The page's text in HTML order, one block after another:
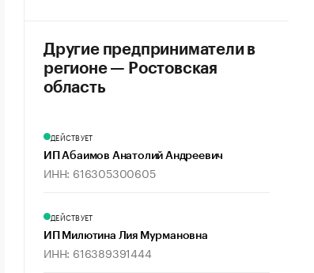
«От спорта тело стареет иначе». Как живет глава
создавшей GTA
«Деньги будут не нужны»: что рассказал Маск в
Функции менеджмента: пять ключевых основ
управления
ЕС разрешил конфискацию российской нефти —
Стресс обеспеченных людей: почему рост доходов
Что обвинения против Павла Дурова значат для
Другие предприниматели в
регионе — Ростовская
область
ДЕЙСТВУЕТ
ИП Абаимов Анатолий Андреевич
ИНН: 616305300605
ДЕЙСТВУЕТ
ИП Милютина Лия Мурмановна
ИНН: 616389391444